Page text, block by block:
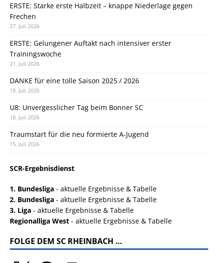
ERSTE: Starke erste Halbzeit – knappe Niederlage gegen
Frechen
27. Juli 2026
ERSTE: Gelungener Auftakt nach intensiver erster
Trainingswoche
21. Juli 2026
DANKE für eine tolle Saison 2025 / 2026
18. Juli 2026
U8: Unvergesslicher Tag beim Bonner SC
18. Juli 2026
Traumstart für die neu formierte A-Jugend
15. Juli 2026
SCR-Ergebnisdienst
1. Bundesliga - aktuelle Ergebnisse & Tabelle
2. Bundesliga - aktuelle Ergebnisse & Tabelle
3. Liga - aktuelle Ergebnisse & Tabelle
Regionalliga West - aktuelle Ergebnisse & Tabelle
FOLGE DEM SC RHEINBACH …